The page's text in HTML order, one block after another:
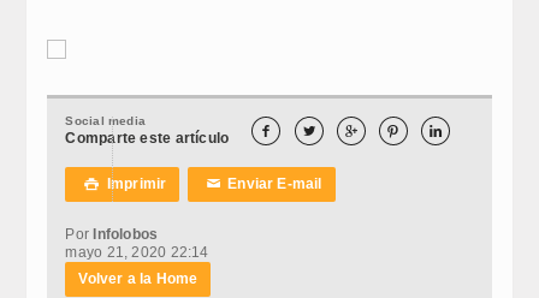
Social media
Comparte este artículo     
 Imprimir ✉Enviar E-mail
PorInfolobos
mayo 21, 2020 22:14
Volver a la Home